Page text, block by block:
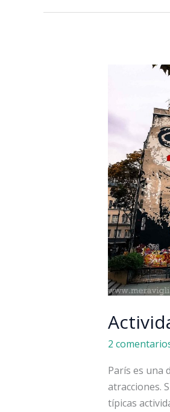
59
2
París es una
atracciones.
típicas